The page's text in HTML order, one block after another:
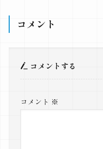
コメント
コメントする
コメント ※